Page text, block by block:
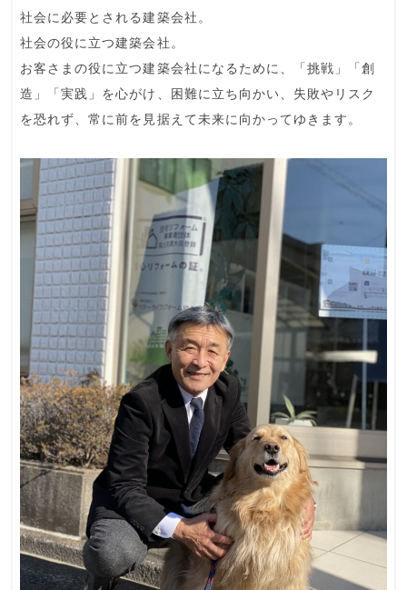
社会に必要とされる建築会社。
社会の役に立つ建築会社。
お客さまの役に立つ建築会社になるために、「挑戦」「創
造」「実践」を心がけ、困難に立ち向かい、失敗やリスク
を恐れず、常に前を見据えて未来に向かってゆきます。